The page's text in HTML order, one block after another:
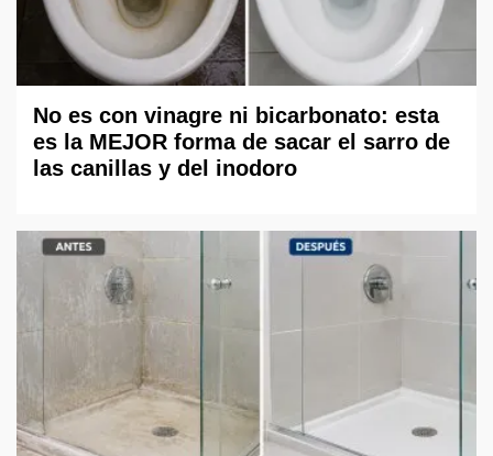
No es con vinagre ni bicarbonato: esta
es la MEJOR forma de sacar el sarro de
las canillas y del inodoro